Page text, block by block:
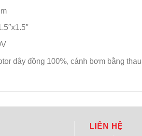
dây đồng 100%, cánh bơm bằng
LIÊN HỆ